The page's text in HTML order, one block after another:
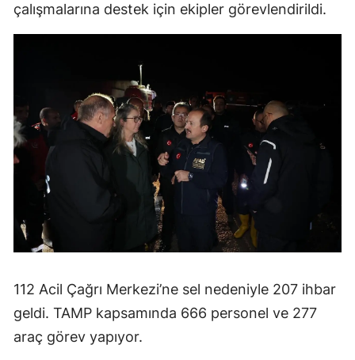
çalışmalarına destek için ekipler görevlendirildi.
112 Acil Çağrı Merkezi’ne sel nedeniyle 207 ihbar
geldi. TAMP kapsamında 666 personel ve 277
araç görev yapıyor.